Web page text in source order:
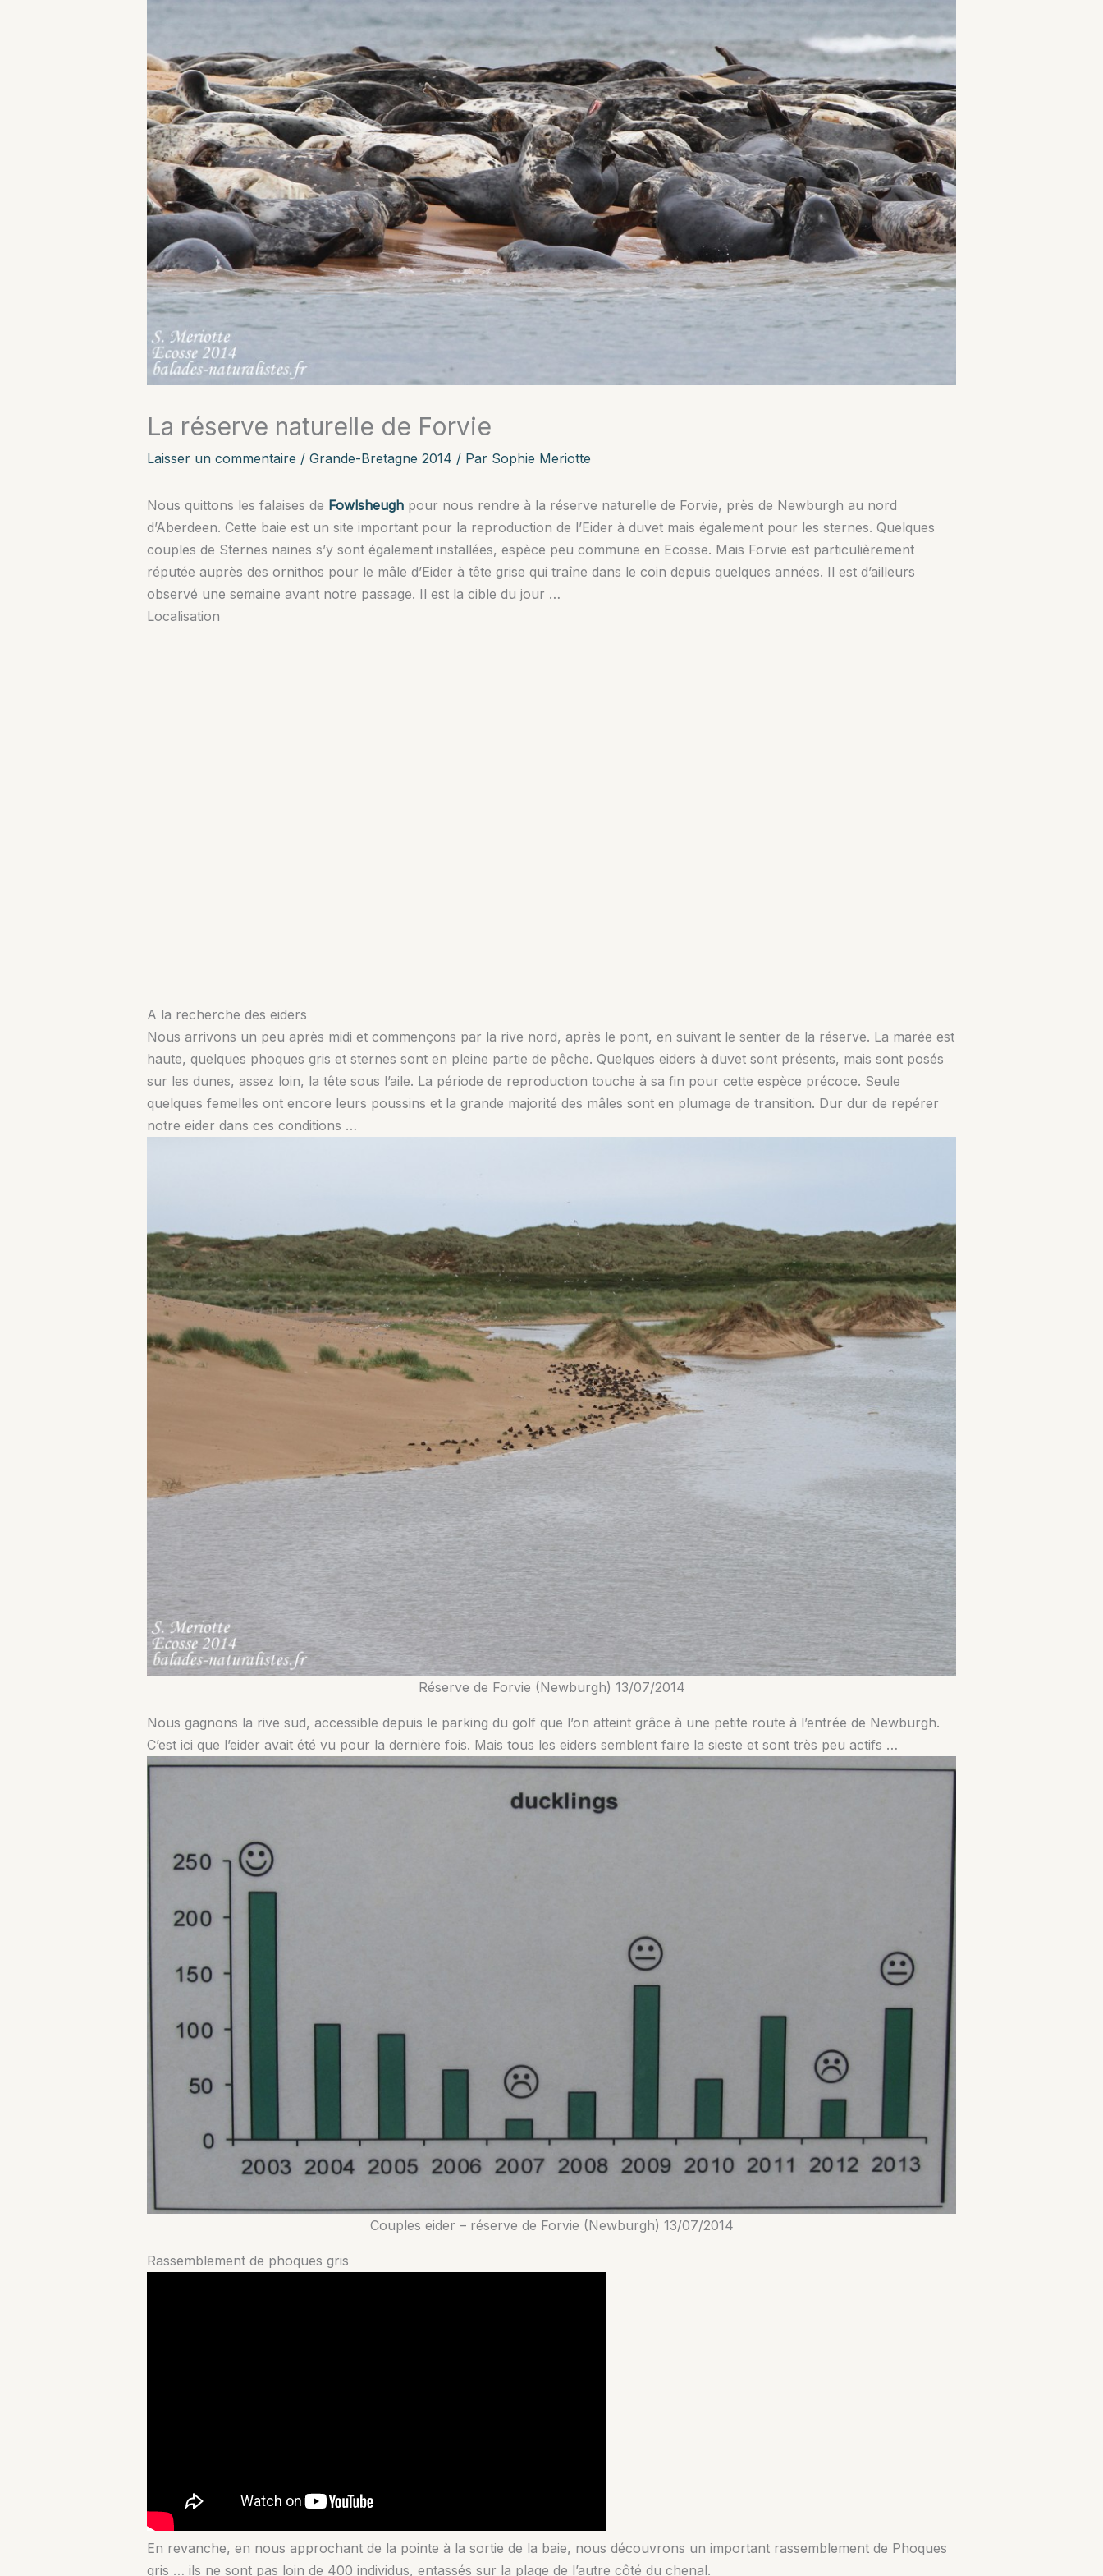
La réserve naturelle de Forvie
Laisser un commentaire / Grande-Bretagne 2014 / Par Sophie Meriotte
Nous quittons les falaises de Fowlsheugh pour nous rendre à la réserve naturelle de Forvie, près de Newburgh au nord
d’Aberdeen. Cette baie est un site important pour la reproduction de l’Eider à duvet mais également pour les sternes. Quelques
couples de Sternes naines s’y sont également installées, espèce peu commune en Ecosse. Mais Forvie est particulièrement
réputée auprès des ornithos pour le mâle d’Eider à tête grise qui traîne dans le coin depuis quelques années. Il est d’ailleurs
observé une semaine avant notre passage. Il est la cible du jour …
Localisation
A la recherche des eiders
Nous arrivons un peu après midi et commençons par la rive nord, après le pont, en suivant le sentier de la réserve. La marée est
haute, quelques phoques gris et sternes sont en pleine partie de pêche. Quelques eiders à duvet sont présents, mais sont posés
sur les dunes, assez loin, la tête sous l’aile. La période de reproduction touche à sa fin pour cette espèce précoce. Seule
quelques femelles ont encore leurs poussins et la grande majorité des mâles sont en plumage de transition. Dur dur de repérer
notre eider dans ces conditions …
Réserve de Forvie (Newburgh) 13/07/2014
Nous gagnons la rive sud, accessible depuis le parking du golf que l’on atteint grâce à une petite route à l’entrée de Newburgh.
C’est ici que l’eider avait été vu pour la dernière fois. Mais tous les eiders semblent faire la sieste et sont très peu actifs …
Couples eider – réserve de Forvie (Newburgh) 13/07/2014
Rassemblement de phoques gris
En revanche, en nous approchant de la pointe à la sortie de la baie, nous découvrons un important rassemblement de Phoques
gris … ils ne sont pas loin de 400 individus, entassés sur la plage de l’autre côté du chenal.